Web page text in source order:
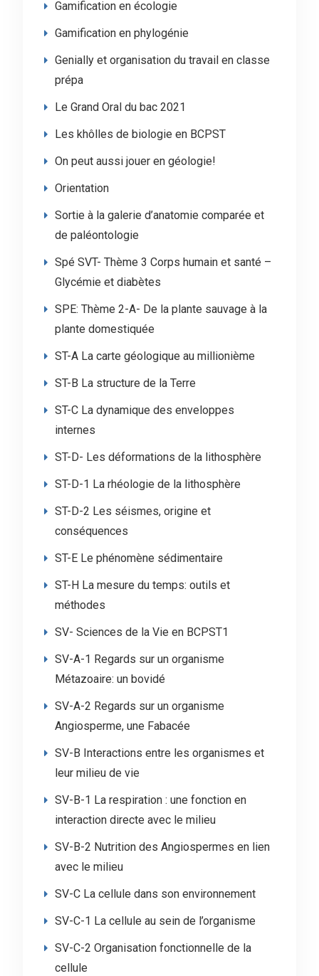
Gamification en écologie
Gamification en phylogénie
Genially et organisation du travail en classe
prépa
Le Grand Oral du bac 2021
Les khôlles de biologie en BCPST
On peut aussi jouer en géologie!
Orientation
Sortie à la galerie d’anatomie comparée et
de paléontologie
Spé SVT- Thème 3 Corps humain et santé –
Glycémie et diabètes
SPE: Thème 2-A- De la plante sauvage à la
plante domestiquée
ST-A La carte géologique au millionième
ST-B La structure de la Terre
ST-C La dynamique des enveloppes
internes
ST-D- Les déformations de la lithosphère
ST-D-1 La rhéologie de la lithosphère
ST-D-2 Les séismes, origine et
conséquences
ST-E Le phénomène sédimentaire
ST-H La mesure du temps: outils et
méthodes
SV- Sciences de la Vie en BCPST1
SV-A-1 Regards sur un organisme
Métazoaire: un bovidé
SV-A-2 Regards sur un organisme
Angiosperme, une Fabacée
SV-B Interactions entre les organismes et
leur milieu de vie
SV-B-1 La respiration : une fonction en
interaction directe avec le milieu
SV-B-2 Nutrition des Angiospermes en lien
avec le milieu
SV-C La cellule dans son environnement
SV-C-1 La cellule au sein de l’organisme
SV-C-2 Organisation fonctionnelle de la
cellule